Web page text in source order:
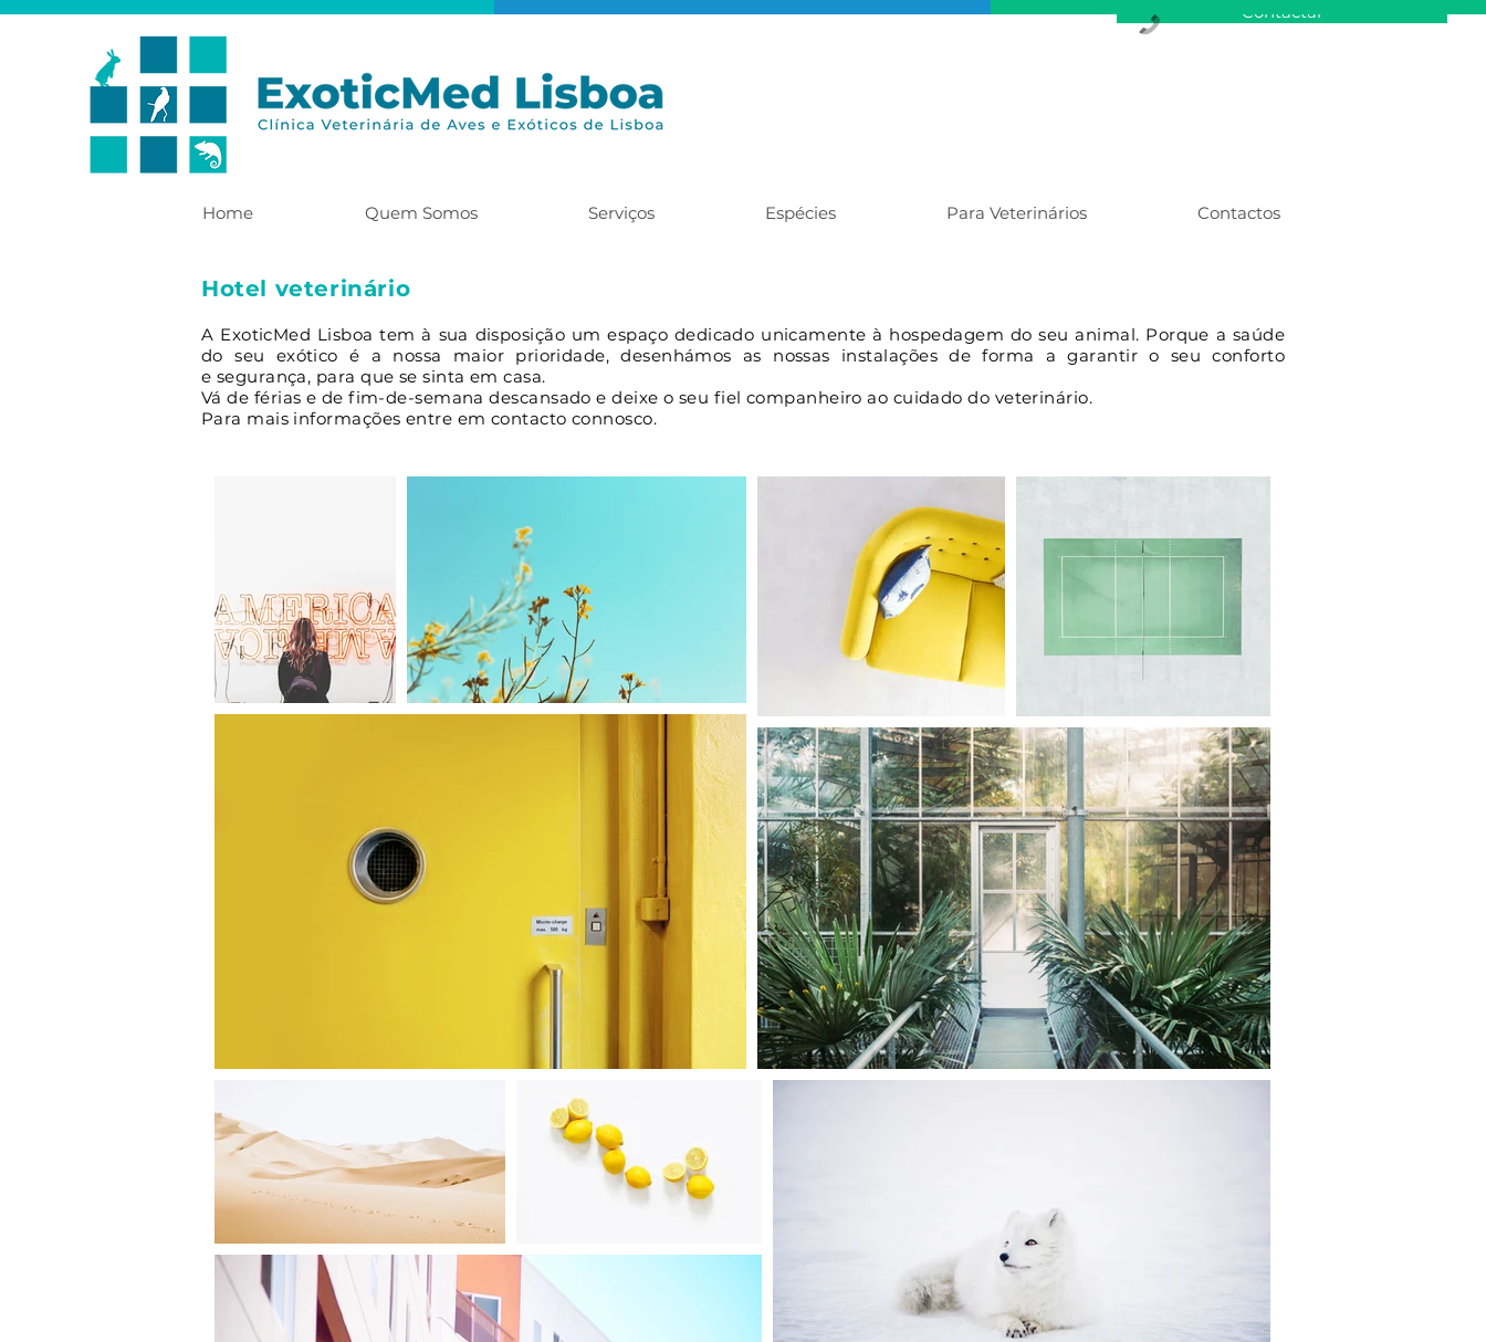
Contactar
Home Quem Somos Serviços Espécies Para Veterinários Contactos
Hotel veterinário
A ExoticMed Lisboa tem à sua disposição um espaço dedicado unicamente à hospedagem do seu animal. Porque a saúde
do seu exótico é a nossa maior prioridade, desenhámos as nossas instalações de forma a garantir o seu conforto
e segurança, para que se sinta em casa.
Vá de férias e de fim-de-semana descansado e deixe o seu fiel companheiro ao cuidado do veterinário.
Para mais informações entre em contacto connosco.